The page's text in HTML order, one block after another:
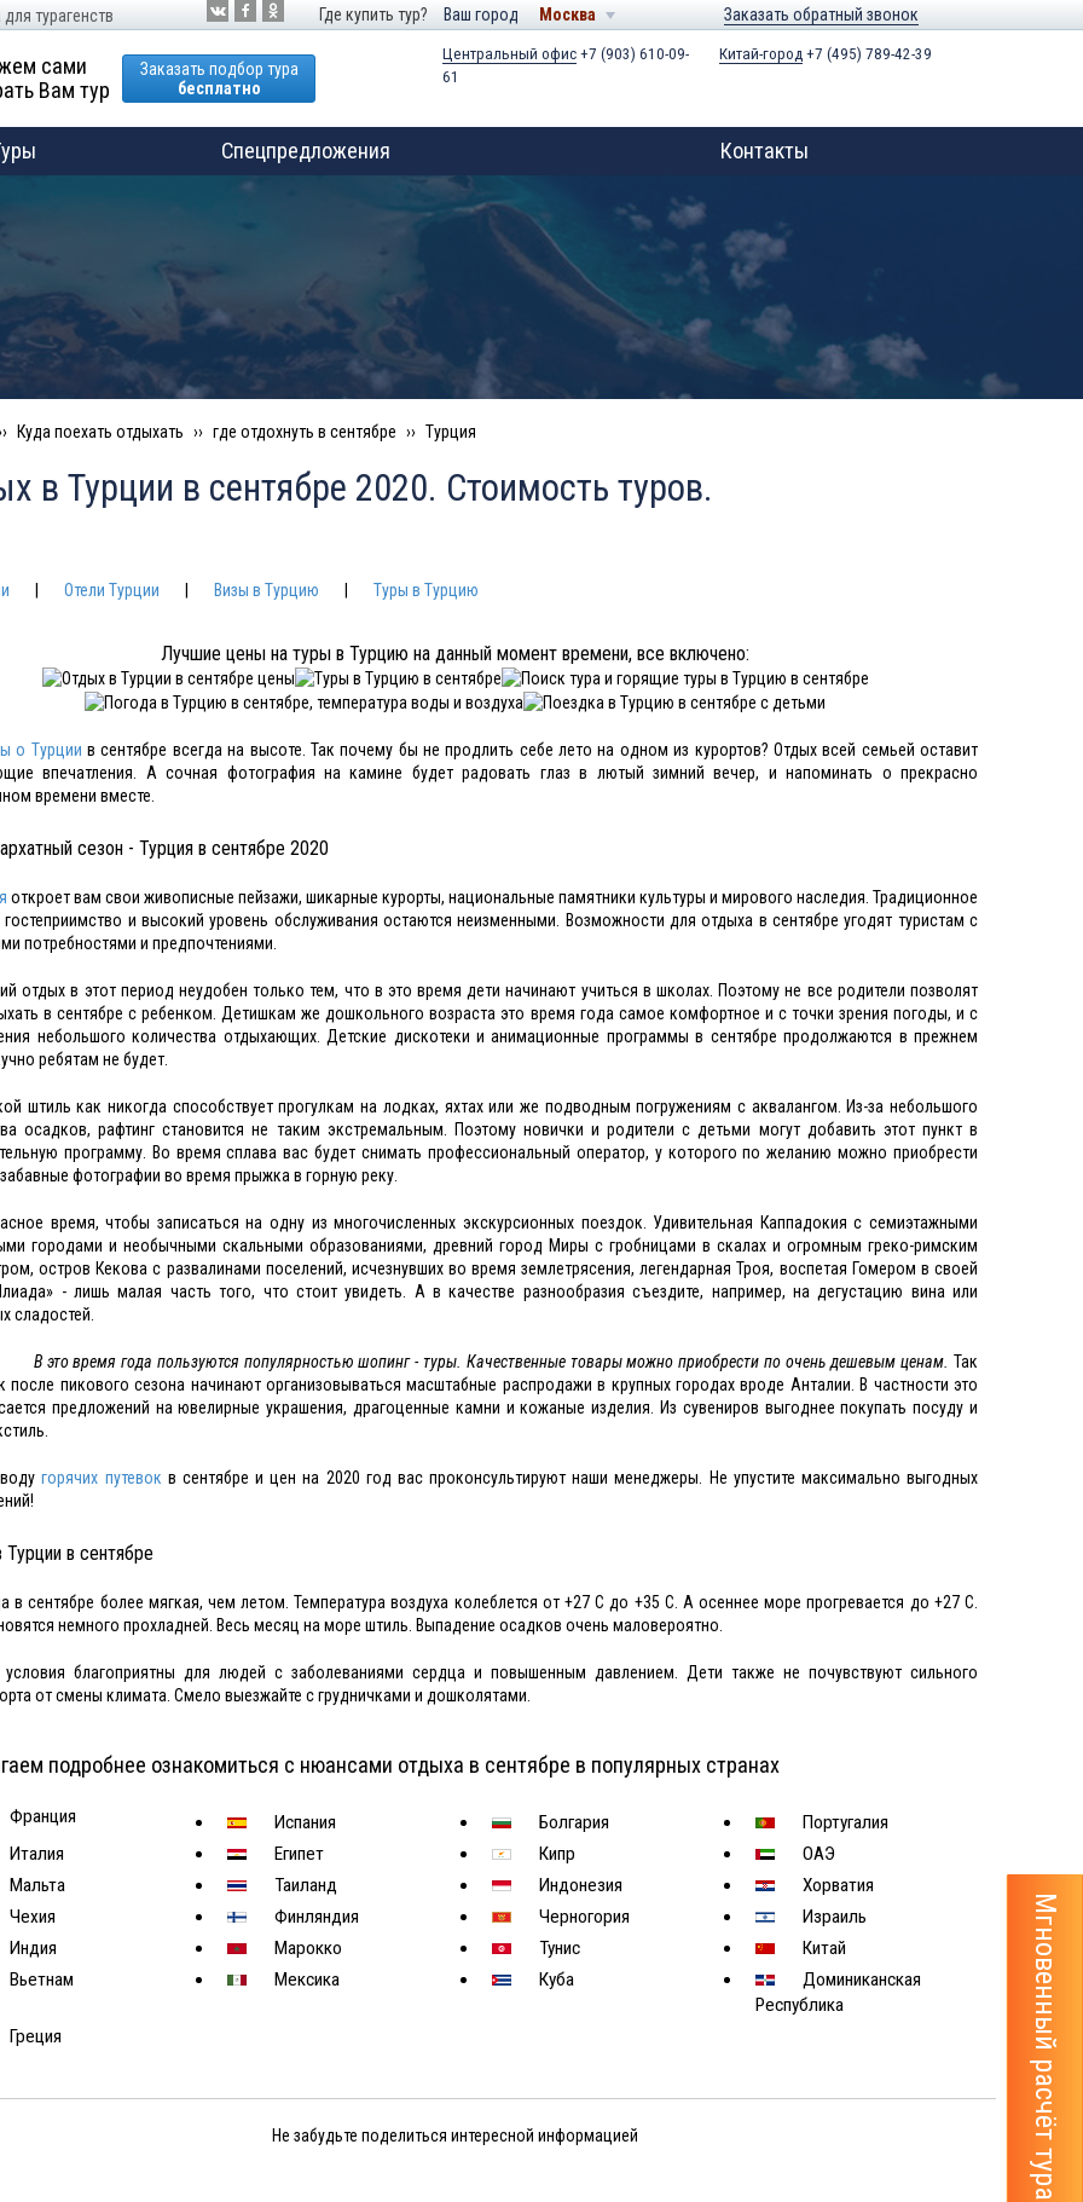
Мгновенный расчёт тура
турагенств Где купить тур? Ваш город Москва Заказать обратный звонок
сами
Вам тур
Заказать подбор тура
бесплатно
Центральный офис+7 (903) 610-09-
61
Китай-город+7 (495) 789-42-39
Спецпредложения Контакты
Куда поехать отдыхать где отдохнуть в сентябре Турция
в Турции в сентябре 2020. Стоимость туров.
Отели Турции Визы в Турцию Туры в Турцию
Лучшие цены на туры в Турцию на данный момент времени, все включено:
о Турции в сентябре всегда на высоте. Так почему бы не продлить себе лето на одном из курортов? Отдых всей семьей оставит
впечатления. А сочная фотография на камине будет радовать глаз в лютый зимний вечер, и напоминать о прекрасно
времени вместе.
сезон - Турция в сентябре 2020
откроет вам свои живописные пейзажи, шикарные курорты, национальные памятники культуры и мирового наследия. Традиционное
гостеприимство и высокий уровень обслуживания остаются неизменными. Возможности для отдыха в сентябре угодят туристам с
потребностями и предпочтениями.
отдых в этот период неудобен только тем, что в это время дети начинают учиться в школах. Поэтому не все родители позволят
в сентябре с ребенком. Детишкам же дошкольного возраста это время года самое комфортное и с точки зрения погоды, и с
небольшого количества отдыхающих. Детские дискотеки и анимационные программы в сентябре продолжаются в прежнем
ребятам не будет.
штиль как никогда способствует прогулкам на лодках, яхтах или же подводным погружениям с аквалангом. Из-за небольшого
осадков, рафтинг становится не таким экстремальным. Поэтому новички и родители с детьми могут добавить этот пункт в
программу. Во время сплава вас будет снимать профессиональный оператор, у которого по желанию можно приобрести
фотографии во время прыжка в горную реку.
время, чтобы записаться на одну из многочисленных экскурсионных поездок. Удивительная Каппадокия с семиэтажными
городами и необычными скальными образованиями, древний город Миры с гробницами в скалах и огромным греко-римским
остров Кекова с развалинами поселений, исчезнувших во время землетрясения, легендарная Троя, воспетая Гомером в своей
- лишь малая часть того, что стоит увидеть. А в качестве разнообразия съездите, например, на дегустацию вина или
сладостей.
В это время года пользуются популярностью шопинг - туры. Качественные товары можно приобрести по очень дешевым ценам.Так
после пикового сезона начинают организовываться масштабные распродажи в крупных городах вроде Анталии. В частности это
предложений на ювелирные украшения, драгоценные камни и кожаные изделия. Из сувениров выгоднее покупать посуду и
горячих путевок в сентябре и цен на 2020 год вас проконсультируют наши менеджеры. Не упустите максимально выгодных
Турции в сентябре
в сентябре более мягкая, чем летом. Температура воздуха колеблется от +27 С до +35 С. А осеннее море прогревается до +27 С.
немного прохладней. Весь месяц на море штиль. Выпадение осадков очень маловероятно.
условия благоприятны для людей с заболеваниями сердца и повышенным давлением. Дети также не почувствуют сильного
от смены климата. Смело выезжайте с грудничками и дошколятами.
подробнее ознакомиться с нюансами отдыха в сентябре в популярных странах
Франция Испания Болгария
Португалия
Италия
Египет Кипр
ОАЭ
Мальта
Таиланд Индонезия
Хорватия
Чехия
Финляндия Черногория
Израиль
Индия
Марокко Тунис
Китай
Вьетнам
Мексика Куба
Доминиканская
Республика
Греция
Не забудьте поделиться интересной информацией